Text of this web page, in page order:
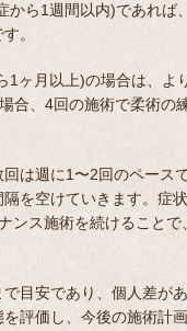
から1週間以内)であれば
。
1ヶ月以上)の場合は、よ
合、4回の施術で柔術の
は週に1〜2回のペース
を空けていきます。症状
ンス施術を続けることで
目安であり、個人差が
評価し、今後の施術計